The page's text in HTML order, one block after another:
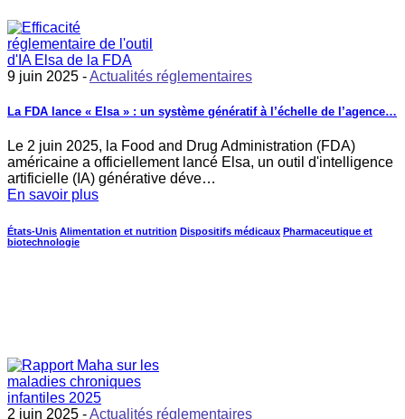
9 juin 2025 -Actualités réglementaires
La FDA lance « Elsa » : un système génératif à l’échelle de l’agence…
Le 2 juin 2025, la Food and Drug Administration (FDA)
américaine a officiellement lancé Elsa, un outil d'intelligence
artificielle (IA) générative déve…
En savoir plus
États-Unis Alimentation et nutrition Dispositifs médicaux Pharmaceutique et
biotechnologie
2 juin 2025 -Actualités réglementaires